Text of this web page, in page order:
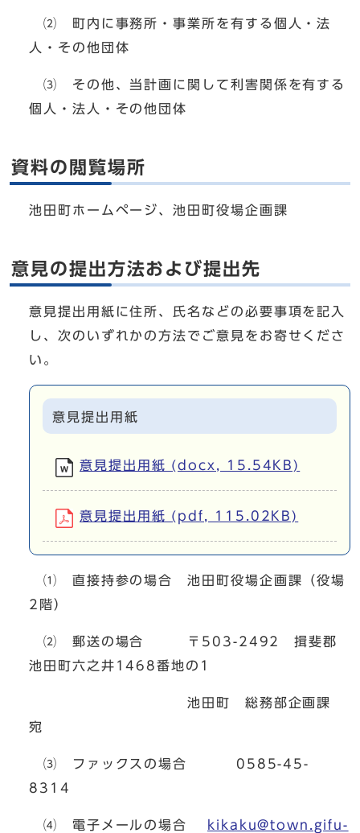
⑵ 町内に事務所・事業所を有する個人・法
人・その他団体
⑶ その他、当計画に関して利害関係を有する
個人・法人・その他団体
資料の閲覧場所
池田町ホームページ、池田町役場企画課
意見の提出方法および提出先
意見提出用紙に住所、氏名などの必要事項を記入
し、次のいずれかの方法でご意見をお寄せくださ
い。
意見提出用紙
意見提出用紙 (docx, 15.54KB)
意見提出用紙 (pdf, 115.02KB)
⑴ 直接持参の場合 池田町役場企画課（役場
2階）
⑵ 郵送の場合 〒503-2492 揖斐郡
池田町六之井1468番地の1
池田町 総務部企画課
宛
⑶ ファックスの場合 0585-45-
8314
⑷ 電子メールの場合 kikaku@town.gifu-